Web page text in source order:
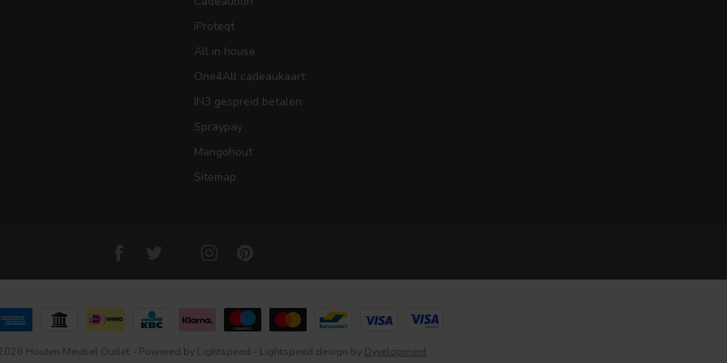
iProteqt
All in house
One4All cadeaukaart
IN3 gespreid betalen
Spraypay
Mangohout
Sitemap
Houten Meubel Outlet- Powered by Lightspeed - Lightspeed design by Dyvelopment